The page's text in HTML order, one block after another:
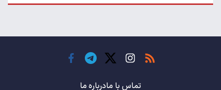
حسن روی هوا!
باشگاه های جهان
تماس با مادرباره ما